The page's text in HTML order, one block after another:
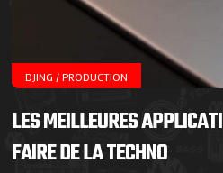
DJING / PRODUCTION
LES MEILLEURES
FAIRE DE LA TECHNO